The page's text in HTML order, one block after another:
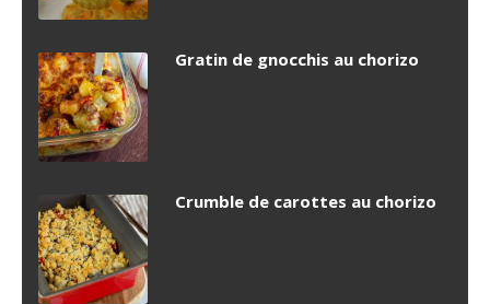
Gratin de gnocchis au chorizo
Crumble de carottes au chorizo